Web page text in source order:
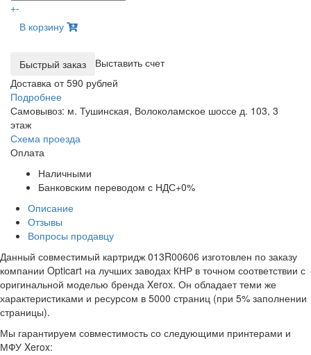
+-
В корзину
Выставить счет
Доставка от 590 рублей
Подробнее
Самовывоз: м. Тушинская, Волоколамское шоссе д. 103, 3
этаж
Схема проезда
Оплата
Наличными
Банковским переводом с НДС+0%
Описание
Отзывы
Вопросы продавцу
Данный совместимый картридж 013R00606 изготовлен по заказу
компании Opticart на лучших заводах КНР в точном соответствии с
оригинальной моделью бренда Xerox. Он обладает теми же
характеристиками и ресурсом в 5000 страниц (при 5% заполнении
страницы).
Мы гарантируем совместимость со следующими принтерами и
МФУ Xerox: